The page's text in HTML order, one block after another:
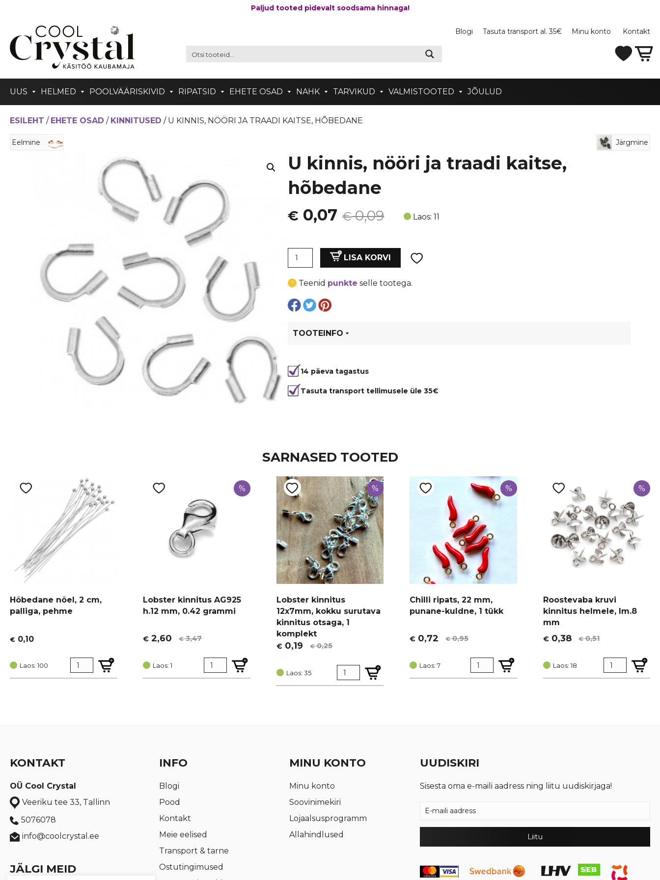
Paljud tooted pidevalt soodsama hinnaga!
Blogi Tasuta transport al. 35€ Minu konto Kontakt
UUS HELMED POOLVÄÄRISKIVID RIPATSID EHETE OSAD NAHK TARVIKUD VALMISTOOTED JÕULUD
ESILEHT / EHETE OSAD / KINNITUSED / U KINNIS, NÖÖRI JA TRAADI KAITSE, HÕBEDANE
Eelmine Järgmine
U kinnis, nööri ja traadi kaitse,
hõbedane
€0,09
Algne
oli:
€ 0,09.
€ 0,07
Current
is:
€ 0,07.
Laos: 11
ja
traadi
kaitse,
kogus
LISA KORVI
Teenid punkte selle tootega.
TOOTEINFO
14 päeva tagastus
Tasuta transport tellimusele üle 35€
SARNASED TOOTED
Hõbedane nõel, 2 cm,
palliga, pehme
€ 0,10
Laos: 100
%
Lobster kinnitus AG925
h.12 mm, 0.42 grammi
€3,47
Algne
oli:
€ 3,47.
€ 2,60
Current
is:
€ 2,60.
Laos: 1
%
Lobster kinnitus
12x7mm, kokku surutava
kinnitus otsaga, 1
komplekt
€0,25
Algne
oli:
€ 0,25.
€0,19
Current
is:
€ 0,19.
Laos: 35
%
Chilli ripats, 22 mm,
punane-kuldne, 1 tükk
€0,95
Algne
oli:
€ 0,95.
€ 0,72
Current
is:
€ 0,72.
Laos: 7
%
Roostevaba kruvi
kinnitus helmele, lm.8
mm
€0,51
Algne
oli:
€ 0,51.
€0,38
Current
is:
€ 0,38.
Laos: 18
KONTAKT
OÜ Cool Crystal
Veeriku tee 33, Tallinn
5076078
info@coolcrystal.ee
JÄLGI MEID
INFO
Blogi
Pood
Kontakt
Meie eelised
Transport & tarne
Ostutingimused
MINU KONTO
Minu konto
Soovinimekiri
Lojaalsusprogramm
Allahindlused
UUDISKIRI
Sisesta oma e-maili aadress ning liitu uudiskirjaga!